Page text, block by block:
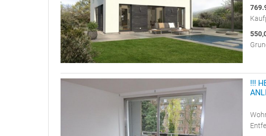
!!!